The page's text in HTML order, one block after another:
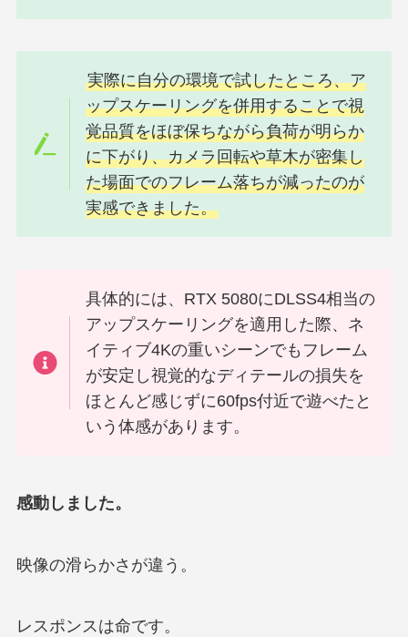
実際に自分の環境で試したところ、ア
ップスケーリングを併用することで視
覚品質をほぼ保ちながら負荷が明らか
に下がり、カメラ回転や草木が密集し
た場面でのフレーム落ちが減ったのが
実感できました。
具体的には、RTX 5080にDLSS4相当の
アップスケーリングを適用した際、ネ
イティブ4Kの重いシーンでもフレーム
が安定し視覚的なディテールの損失を
ほとんど感じずに60fps付近で遊べたと
いう体感があります。
感動しました。
映像の滑らかさが違う。
レスポンスは命です。